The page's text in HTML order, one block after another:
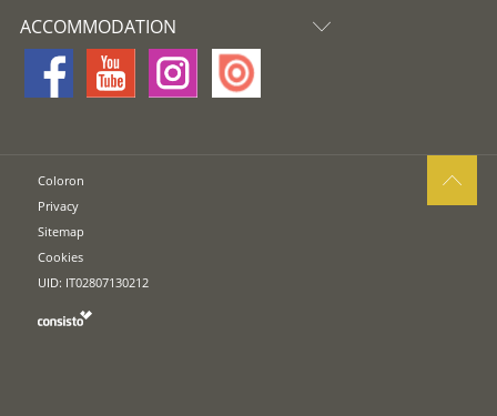
ACCOMMODATION
Coloron
Privacy
Sitemap
Cookies
UID: IT02807130212